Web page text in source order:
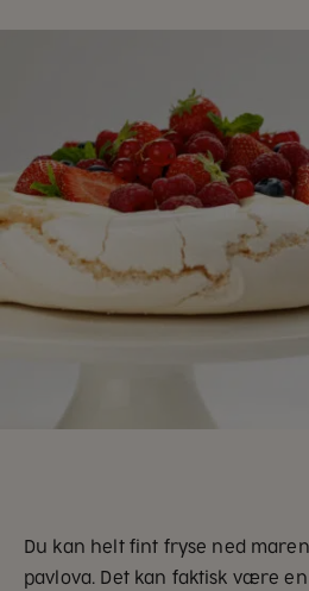
Du kan helt fint fryse ned
pavlova. Det kan faktisk være